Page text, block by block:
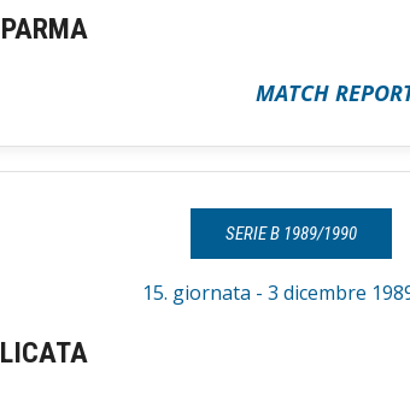
PARMA
MATCH
SERIE B 1989/1990
15. giornata - 3 dicembre
LICATA